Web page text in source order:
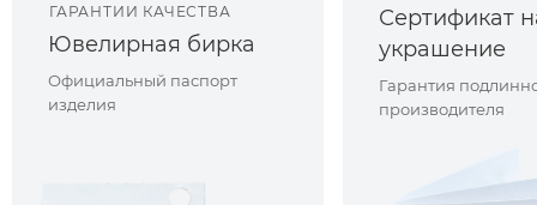
ГАРАНТИИ КАЧЕСТВА
Ювелирная бирка
Официальный паспорт
изделия
Сертификат
украшение
Гарантия
производителя